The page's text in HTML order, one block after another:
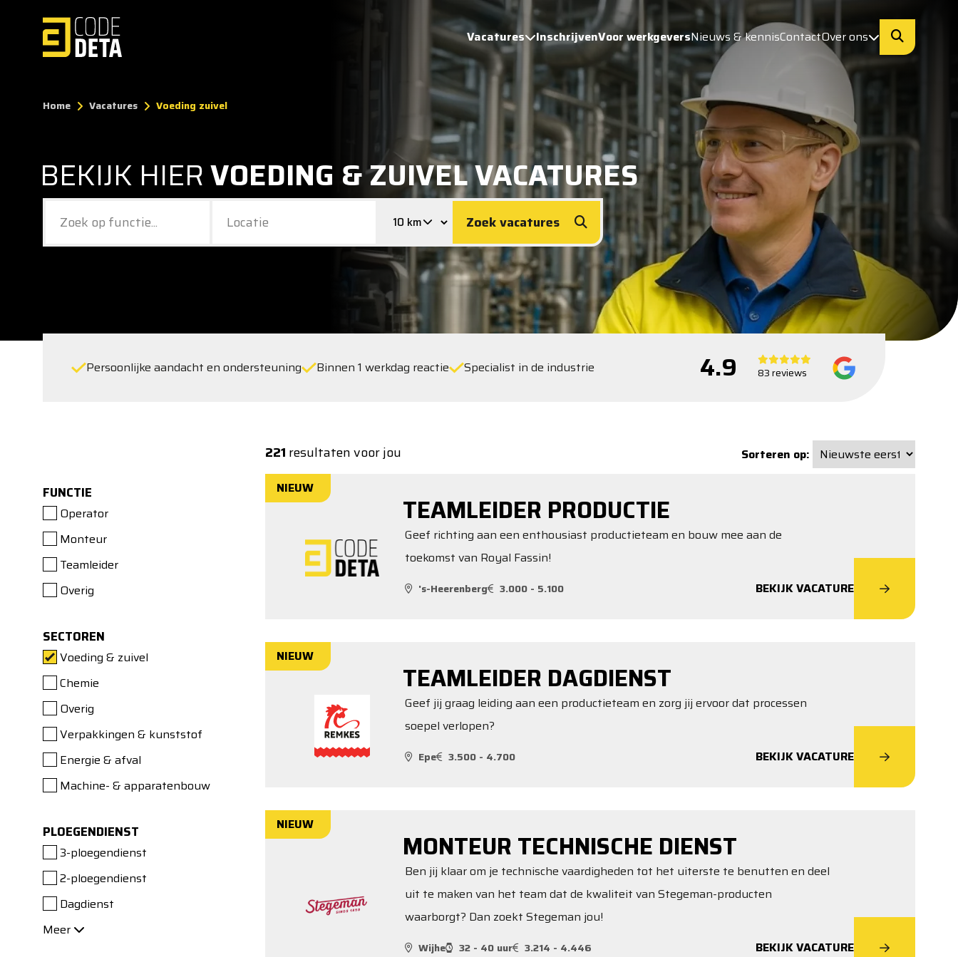
Vacatures InschrijvenVoor werkgeversNieuws & kennisContactOver ons
Home Vacatures Voeding zuivel
BEKIJK HIERVOEDING & ZUIVEL VACATURES
Zoek vacatures
Persoonlijke aandacht en ondersteuning Binnen 1 werkdag reactie Specialist in de industrie 4.9 83 reviews
FUNCTIE
Operator
Monteur
Teamleider
Overig
SECTOREN
Voeding & zuivel
Chemie
Overig
Verpakkingen & kunststof
Energie & afval
Machine- & apparatenbouw
PLOEGENDIENST
3-ploegendienst
2-ploegendienst
Dagdienst
Meer
221 resultaten voor jou
Sorteren op:
NIEUW
TEAMLEIDER PRODUCTIE
Geef richting aan een enthousiast productieteam en bouw mee aan de
toekomst van Royal Fassin!
's-Heerenberg 3.000 - 5.100 BEKIJK VACATURE
NIEUW
TEAMLEIDER DAGDIENST
Geef jij graag leiding aan een productieteam en zorg jij ervoor dat processen
soepel verlopen?
Epe 3.500 - 4.700 BEKIJK VACATURE
NIEUW
MONTEUR TECHNISCHE DIENST
Ben jij klaar om je technische vaardigheden tot het uiterste te benutten en deel
uit te maken van het team dat de kwaliteit van Stegeman-producten
waarborgt? Dan zoekt Stegeman jou!
Wijhe 32 - 40 uur 3.214 - 4.446 BEKIJK VACATURE